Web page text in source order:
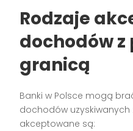
Rodzaje
dochodów z
granicą
Banki w Polsce mogą
dochodów uzyskiwanych
akceptowane są: